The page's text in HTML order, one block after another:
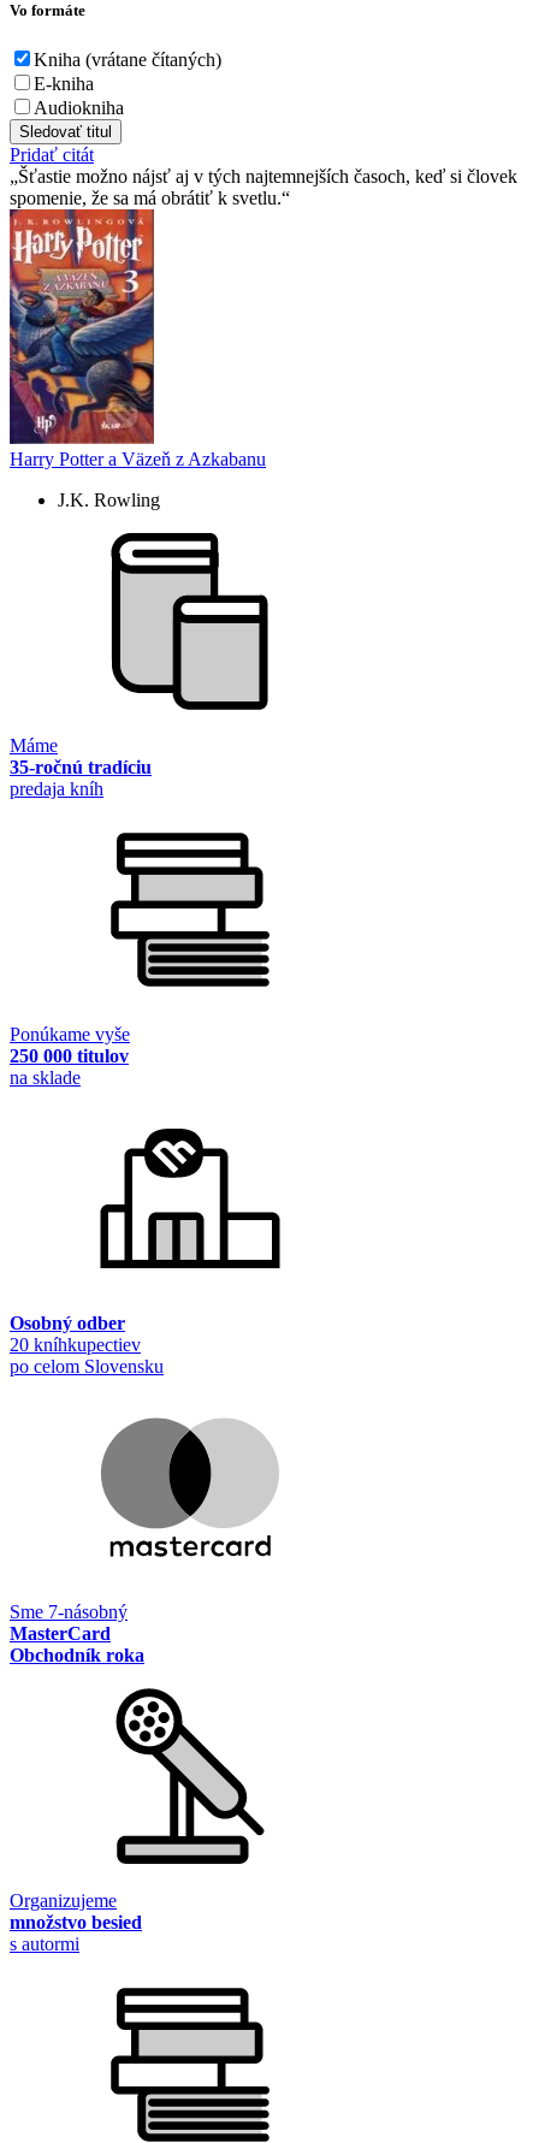
Vo formáte
Kniha (vrátane čítaných)
E-kniha
Audiokniha
Sledovať titul
Pridať citát
Šťastie možno nájsť aj v tých najtemnejších časoch, keď si človek
spomenie, že sa má obrátiť k svetlu.
Harry Potter a Väzeň z Azkabanu
J.K. Rowling
Máme
35-ročnú tradíciu
predaja kníh
Ponúkame vyše
250 000 titulov
na sklade
Osobný odber
20 kníhkupectiev
po celom Slovensku
Sme 7-násobný
MasterCard
Obchodník roka
Organizujeme
množstvo besied
s autormi